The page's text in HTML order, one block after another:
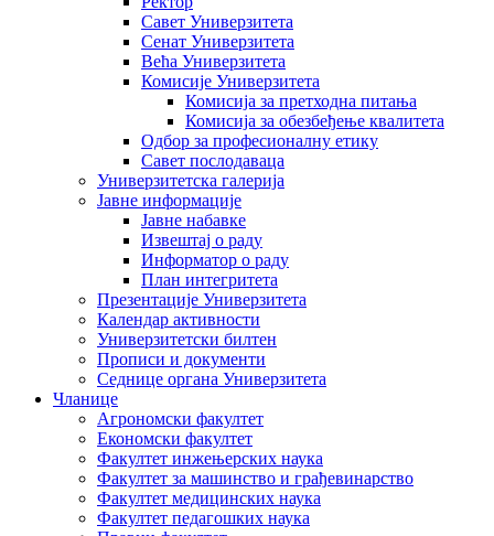
Савет Универзитета
Сенат Универзитета
Већа Универзитета
Комисије Универзитета
Комисија за претходна питања
Комисија за обезбеђење квалитета
Одбор за професионалну етику
Савет послодаваца
Универзитетска галерија
Јавне информације
Јавне набавке
Извештај о раду
Информатор о раду
План интегритета
Презентације Универзитета
Календар активности
Универзитетски билтен
Прописи и документи
Седнице органа Универзитета
Чланице
Агрономски факултет
Економски факултет
Факултет инжењерских наука
Факултет за машинство и грађевинарство
Факултет медицинских наука
Факултет педагошких наука